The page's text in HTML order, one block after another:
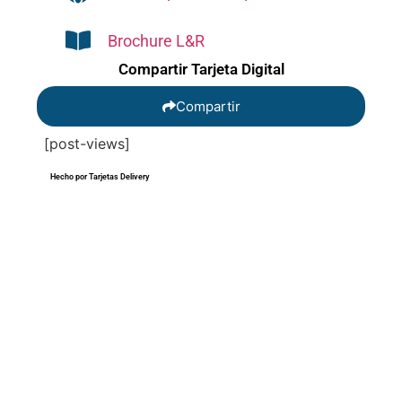
Brochure L&R
Compartir Tarjeta Digital
Compartir
[post-views]
Hecho por Tarjetas Delivery